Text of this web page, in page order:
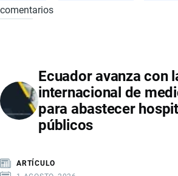
EL
ARMAS
EN
ECUADOR:
CÓMO
ECONOMÍA,
comentarios
Ecuador avanza con
internacional de
para abastecer
públicos
ARTÍCULO